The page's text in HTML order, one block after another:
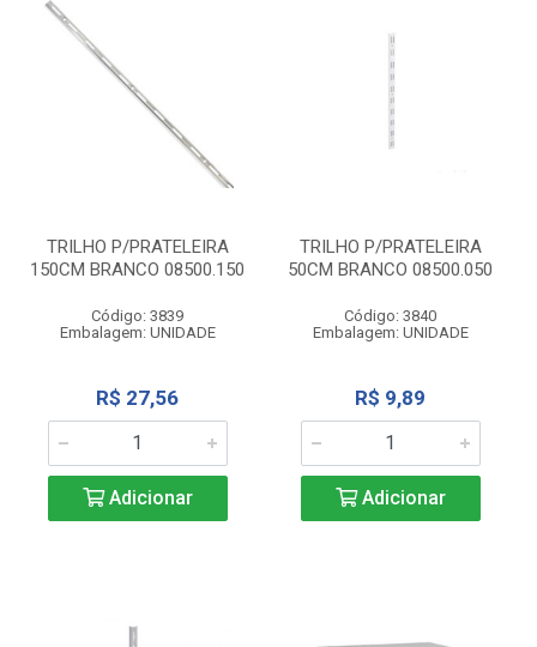
TRILHO P/PRATELEIRA
150CM BRANCO 08500.150
Código: 3839
Embalagem: UNIDADE
R$ 27,56
Adicionar
TRILHO P/PRATELEIRA
50CM BRANCO 08500.050
Código: 3840
Embalagem: UNIDADE
R$ 9,89
Adicionar